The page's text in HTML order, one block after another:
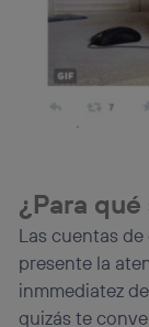
¿Para
Las cuentas
presente la
inmmediatez
quizás te